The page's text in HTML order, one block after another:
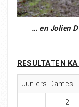
… en Jolien
RESULTATEN
Juniors-Dames
2